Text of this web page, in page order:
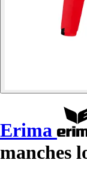
Erima
manches